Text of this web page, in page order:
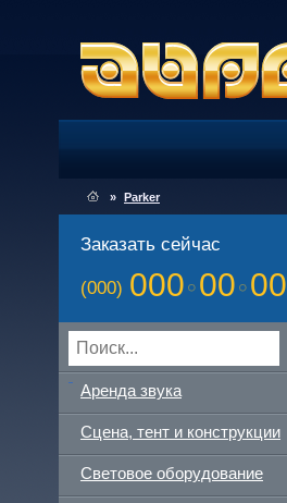
» Parker
Заказать сейчас
(000) 000 00 00
Аренда звука
Сцена, тент и конструкции
Световое оборудование